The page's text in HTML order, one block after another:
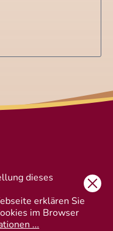
dieses
erklären Sie
im Browser
...